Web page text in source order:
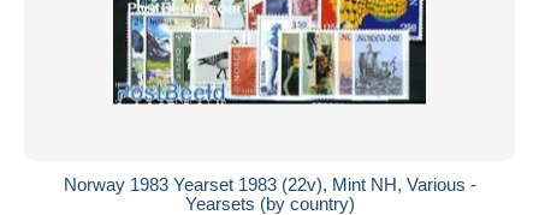
Norway 1983 Yearset 1983 (22v), Mint NH, Various -
Yearsets (by country)